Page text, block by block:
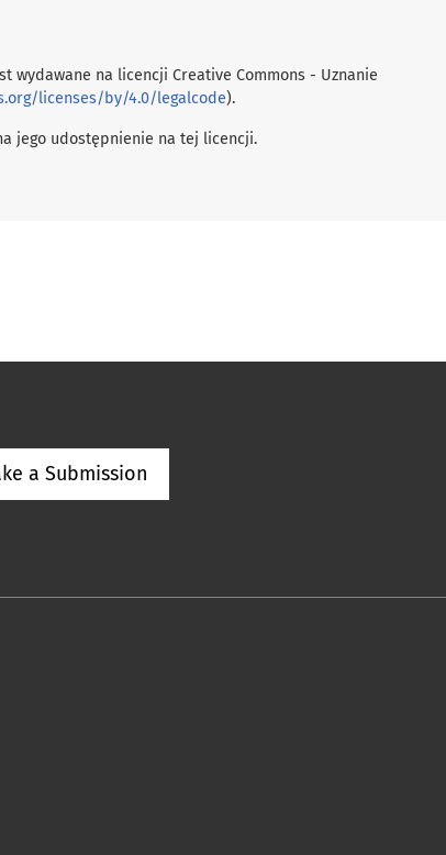
wydawane na licencji Creative Commons - Uznanie
licenses/by/4.0/legalcode).
jego udostępnienie na tej licencji.
a Submission